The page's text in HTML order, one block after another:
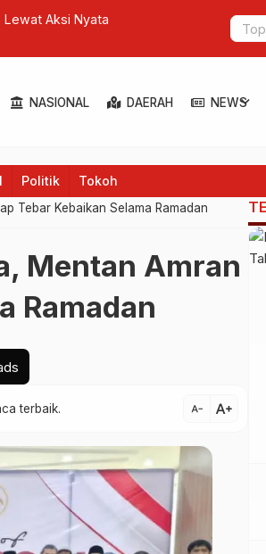
Lewat Aksi Nyata
Stabilitas
NASIONAL DAERAH NEWS
expand_more
Politik Tokoh
Tebar Kebaikan Selama Ramadan
Mentan Amran
Ramadan
terbaik. text_decrease text_increase